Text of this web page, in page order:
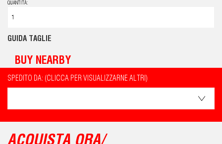
QUANTITÀ:
GUIDA TAGLIE
BUY NEARBY
SPEDITO DA: (CLICCA PER VISUALIZZARNE ALTRI)